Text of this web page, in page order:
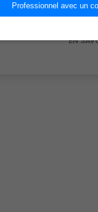
acheté
EN
Professionnel avec un